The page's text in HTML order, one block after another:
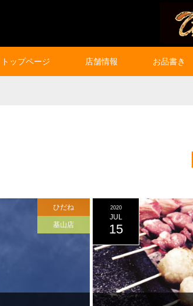
トップページ 店舗情報 お品書き
ひだね
基山店
2020
JUL
15